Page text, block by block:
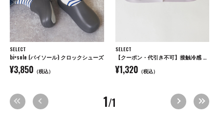
SELECT
bi×sole (バイソール) クロックシューズ
¥3,850 （税込）
SELECT
【クーポン・代引き不可】接触冷感 ウォッシャブル UVカット 3Dマスク 3枚セット / 送料無料 / 夏用
¥1,320 （税込）
1/1